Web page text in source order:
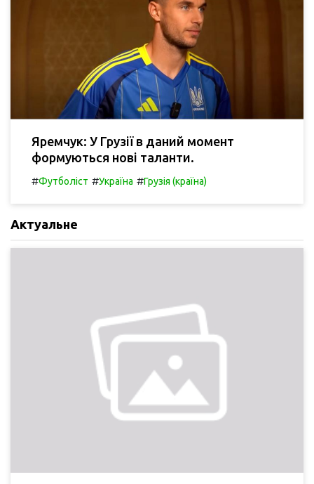
Яремчук: У Грузії в даний момент
формуються нові таланти.
#Футболіст #Україна #Грузія (країна)
Актуальне